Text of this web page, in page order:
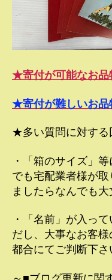
★寄付が可能なお
★寄付が難しいお
★多い質問に対する
・「箱のサイズ」
でも宅配業者様が
ましたらなんでも大
・「名前」が入っ
だし、大事なお客
都合にてご判断下さ